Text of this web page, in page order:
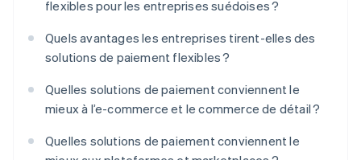
flexibles pour les entreprises suédoises ?
Quels avantages les entreprises tirent-elles des
solutions de paiement flexibles ?
Quelles solutions de paiement conviennent le
mieux à l’e-commerce et le commerce de détail ?
Quelles solutions de paiement conviennent le